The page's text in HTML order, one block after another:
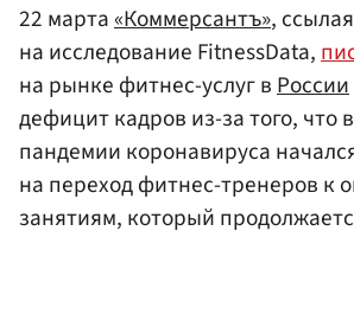
22 марта«Коммерсантъ»,
на исследование FitnessData,
на рынке фитнес-услуг вРоссии
дефицит кадров из-за того, что
пандемии коронавируса
на переход фитнес-тренеров к
занятиям, который